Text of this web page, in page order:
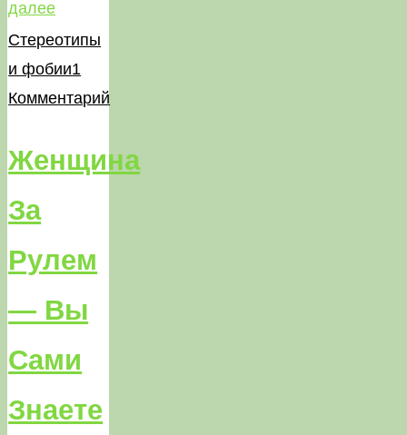
далее"Взрослый
сын"
Стереотипы
и фобии1
Комментарий
Женщина
За
Рулем
— Вы
Сами
Знаете